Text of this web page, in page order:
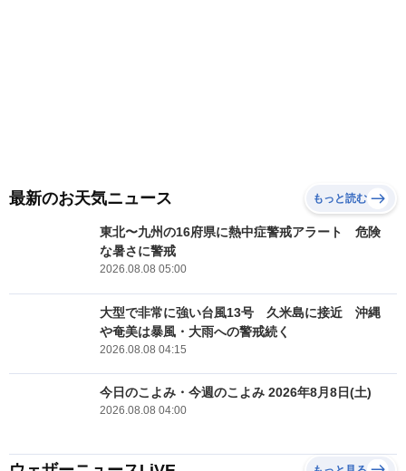
最新のお天気ニュース もっと読む
東北〜九州の16府県に熱中症警戒アラート 危険
な暑さに警戒
2026.08.08 05:00
大型で非常に強い台風13号 久米島に接近 沖縄
や奄美は暴風・大雨への警戒続く
2026.08.08 04:15
今日のこよみ・今週のこよみ 2026年8月8日(土)
2026.08.08 04:00